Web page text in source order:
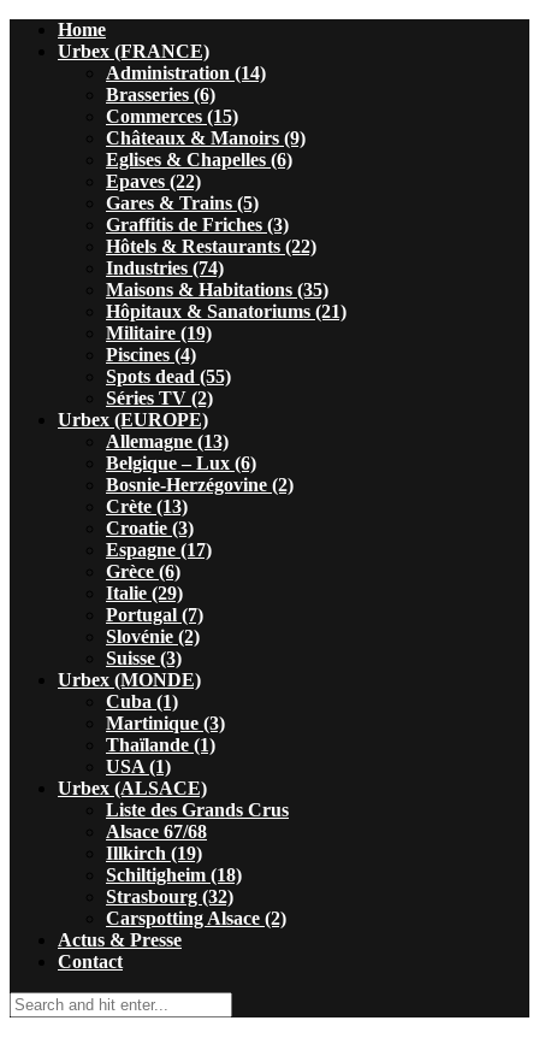
Home
Urbex (FRANCE)
Administration (14)
Brasseries (6)
Commerces (15)
Châteaux & Manoirs (9)
Eglises & Chapelles (6)
Epaves (22)
Gares & Trains (5)
Graffitis de Friches (3)
Hôtels & Restaurants (22)
Industries (74)
Maisons & Habitations (35)
Hôpitaux & Sanatoriums (21)
Militaire (19)
Piscines (4)
Spots dead (55)
Séries TV (2)
Urbex (EUROPE)
Allemagne (13)
Belgique – Lux (6)
Bosnie-Herzégovine (2)
Crète (13)
Croatie (3)
Espagne (17)
Grèce (6)
Italie (29)
Portugal (7)
Slovénie (2)
Suisse (3)
Urbex (MONDE)
Cuba (1)
Martinique (3)
Thaïlande (1)
USA (1)
Urbex (ALSACE)
Liste des Grands Crus
Alsace 67/68
Illkirch (19)
Schiltigheim (18)
Strasbourg (32)
Carspotting Alsace (2)
Actus & Presse
Contact